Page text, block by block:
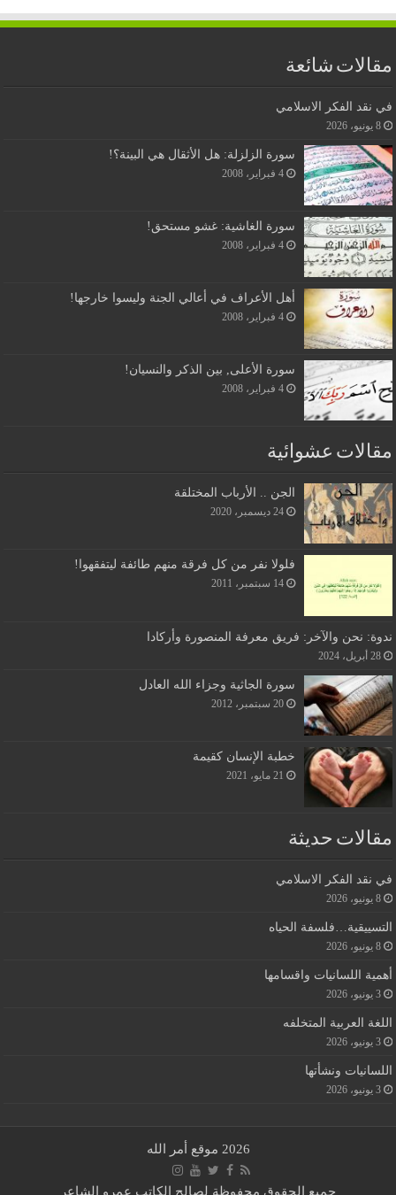
مقالات شائعة
في نقد الفكر الاسلامي
8 يونيو، 2026
سورة الزلزلة: هل الأثقال هي البينة؟!
4 فبراير، 2008
سورة الغاشية: غشو مستحق!
4 فبراير، 2008
أهل الأعراف في أعالي الجنة وليسوا خارجها!
4 فبراير، 2008
سورة الأعلى, بين الذكر والنسيان!
4 فبراير، 2008
مقالات عشوائية
الجن .. الأرباب المختلقة
24 ديسمبر، 2020
فلولا نفر من كل فرقة منهم طائفة ليتفقهوا!
14 سبتمبر، 2011
ندوة: نحن والآخر: فريق معرفة المنصورة وأركادا
28 أبريل، 2024
سورة الجاثية وجزاء الله العادل
20 سبتمبر، 2012
خطبة الإنسان كقيمة
21 مايو، 2021
مقالات حديثة
في نقد الفكر الاسلامي
8 يونيو، 2026
التسييقية…فلسفة الحياه
8 يونيو، 2026
أهمية اللسانيات واقسامها
3 يونيو، 2026
اللغة العربية المتخلفه
3 يونيو، 2026
اللسانيات ونشأتها
3 يونيو، 2026
2026 موقع أمر الله
جميع الحقوق محفوظة لصالح الكاتب عمرو الشاعر